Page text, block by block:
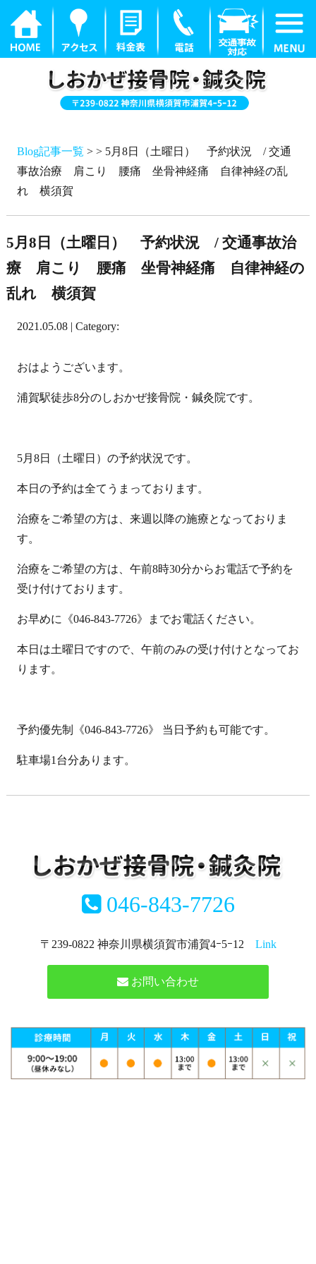
Blog記事一覧 > > 5月8日（土曜日） 予約状況 / 交通
事故治療 肩こり 腰痛 坐骨神経痛 自律神経の乱
れ 横須賀
5月8日（土曜日） 予約状況 / 交通事故治
療 肩こり 腰痛 坐骨神経痛 自律神経の
乱れ 横須賀
2021.05.08 | Category:
おはようございます。
浦賀駅徒歩8分のしおかぜ接骨院・鍼灸院です。
5月8日（土曜日）の予約状況です。
本日の予約は全てうまっております。
治療をご希望の方は、来週以降の施療となっておりま
す。
治療をご希望の方は、午前8時30分からお電話で予約を
受け付けております。
お早めに《046-843-7726》までお電話ください。
本日は土曜日ですので、午前のみの受け付けとなってお
ります。
予約優先制《046-843-7726》 当日予約も可能です。
駐車場1台分あります。
046-843-7726
〒239-0822 神奈川県横須賀市浦賀4ｰ5ｰ12 Link
お問い合わせ